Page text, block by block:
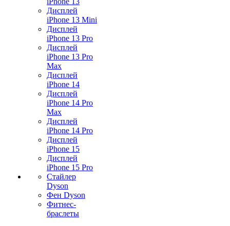
Дисплей
iPhone 13 Mini
Дисплей
iPhone 13 Pro
Дисплей
iPhone 13 Pro
Max
Дисплей
iPhone 14
Дисплей
iPhone 14 Pro
Max
Дисплей
iPhone 14 Pro
Дисплей
iPhone 15
Дисплей
iPhone 15 Pro
Стайлер
Dyson
Фен Dyson
Фитнес-
браслеты